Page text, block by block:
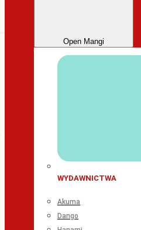
Open Mangi
WYDAWNICTWA
Akuma
Dango